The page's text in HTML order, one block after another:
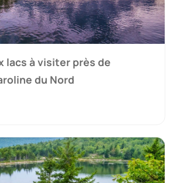
lacs à visiter près de
du Nord